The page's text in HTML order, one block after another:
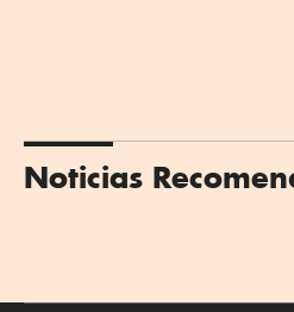
Noticias